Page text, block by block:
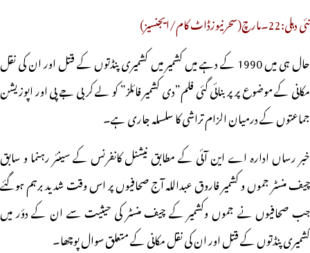
نئی دہلی:22۔مارچ(سحرنیوزڈاٹ کام/ایجنسیز)
حال ہی میں 1990 کے دہے میں کشمیر میں کشمیری پنڈتوں کے قتل اور ان کی نقل
مکانی کے موضوع پر پر بنائی گئی فلم”دی کشمیر فائلز” کو لے کر بی جے پی اور اپوزیشن
جماعتوں کے درمیان الزام تراشی کا سلسلہ جاری ہے۔
خبر رساں ادارہ اے این آئی کے مطابق نیشنل کانفرنس کے سینئر رہنما و سابق
چیف منسٹر جموں و کشمیر فاروق عبداللہ آج صحافیوں پر اس وقت شدید برہم ہوگئے
جب صحافیوں نے جموں وکشمیر کے چیف منسٹر کی حیثیت سے ان کے دؤر میں
کشمیری پنڈتوں کے قتل اور ان کی نقل مکانی کے متعلق سوال پوچھا۔